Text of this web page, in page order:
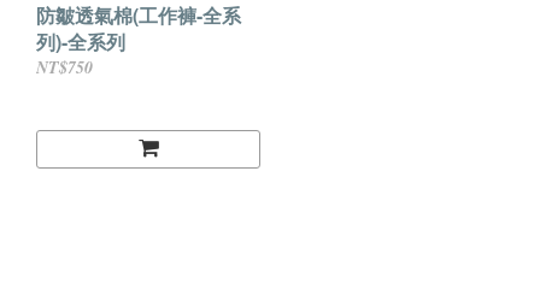
防皺透氣棉(工作褲-全系
列)-全系列
NT$750